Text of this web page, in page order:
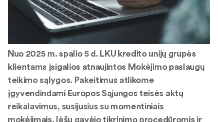
Nuo 2025 m. spalio 5 d. LKU kredito unijų grupės
klientams įsigalios atnaujintos Mokėjimo paslaugų
teikimo sąlygos. Pakeitimus atlikome
įgyvendindami Europos Sąjungos teisės aktų
reikalavimus, susijusius su momentiniais
mokėjimais, lėšų gavėjo tikrinimo procedūromis ir